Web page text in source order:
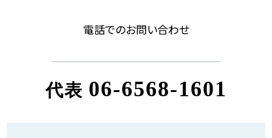
電話でのお問い合わせ
代表 06-6568-1601